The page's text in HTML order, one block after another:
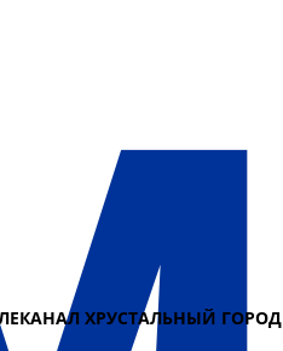
ХРУСТАЛЬНЫЙ ГОРОД